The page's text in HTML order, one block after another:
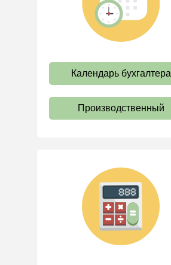
труда
Отпуск и время отдыха
Ответственность и
взыскания
Пенсии
должностные инструкции
Трудовые книжки
Кадровые документы и
образцы
Персональные данные
Календарь бухгалтера
Производственный